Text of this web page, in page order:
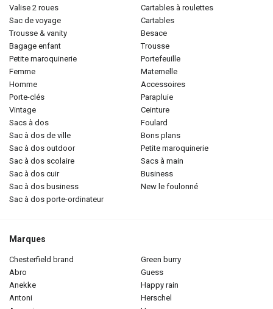
valise 2 roues
sac de voyage
trousse & vanity
bagage enfant
petite maroquinerie
femme
homme
porte-clés
vintage
sacs à dos
sac à dos de ville
sac à dos outdoor
sac à dos scolaire
sac à dos cuir
sac à dos business
sac à dos porte-ordinateur
cartables à roulettes
cartables
besace
trousse
portefeuille
maternelle
accessoires
parapluie
ceinture
foulard
bons plans
petite maroquinerie
sacs à main
business
new le foulonné
Marques
chesterfield brand
abro
anekke
antoni
green burry
guess
happy rain
herschel